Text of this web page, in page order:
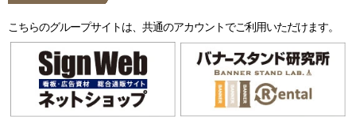
こちらのグループサイトは、共通のアカウントでご利用いただけます。